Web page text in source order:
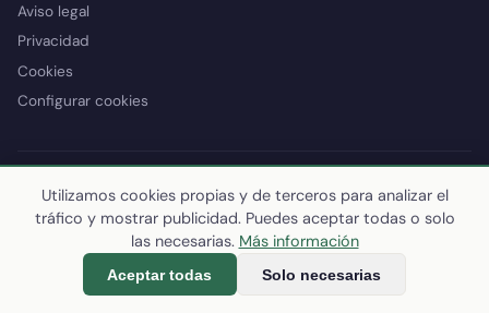
Aviso legal
Privacidad
Cookies
Configurar cookies
INE·SEPE·AEAT· Min. Transportes · Catastro ·OpenStreetMap
MITECO· Open-Meteo·SETELECO ·Wikidata.Metodología completa
© 2026 Callejear.com — Directorio municipal de España con datos
Utilizamos cookies propias y de terceros para analizar el
tráfico y mostrar publicidad. Puedes aceptar todas o solo
las necesarias. Más información
Aceptar todas Solo necesarias